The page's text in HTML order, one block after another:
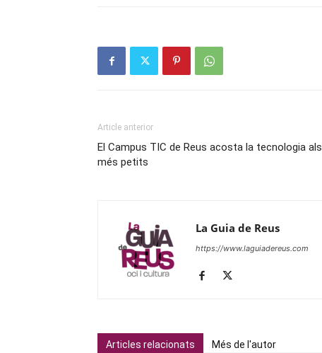
Article anterior
El Campus TIC de Reus acosta la tecnologia als
més petits
La Guia de Reus
https://www.laguiadereus.com
Articles relacionats Més de l'autor